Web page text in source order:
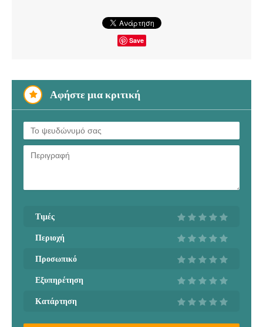
Save
Αφήστε μια κριτική
Τιμές
Περιοχή
Προσωπικό
Εξυπηρέτηση
Κατάρτηση